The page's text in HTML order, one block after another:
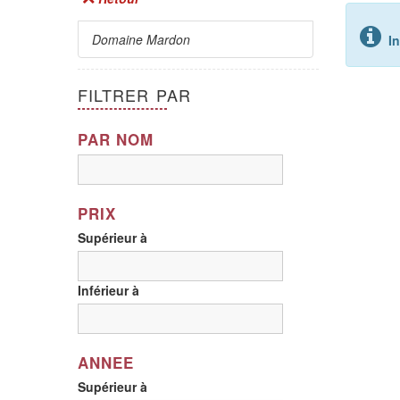
Domaine Mardon
FILTRER PAR
PAR NOM
PRIX
Supérieur à
Inférieur à
ANNEE
Supérieur à